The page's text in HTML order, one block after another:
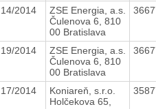
14/2014
ZSE Energia, a.s.
Čulenova 6, 810
00 Bratislava
19/2014
ZSE Energia, a.s.
Čulenova 6, 810
00 Bratislava
17/2014
Koniareň, s.r.o.
Holčekova 65,